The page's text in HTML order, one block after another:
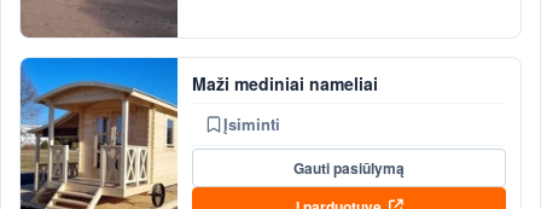
Maži mediniai nameliai
Įsiminti
Gauti pasiūlymą